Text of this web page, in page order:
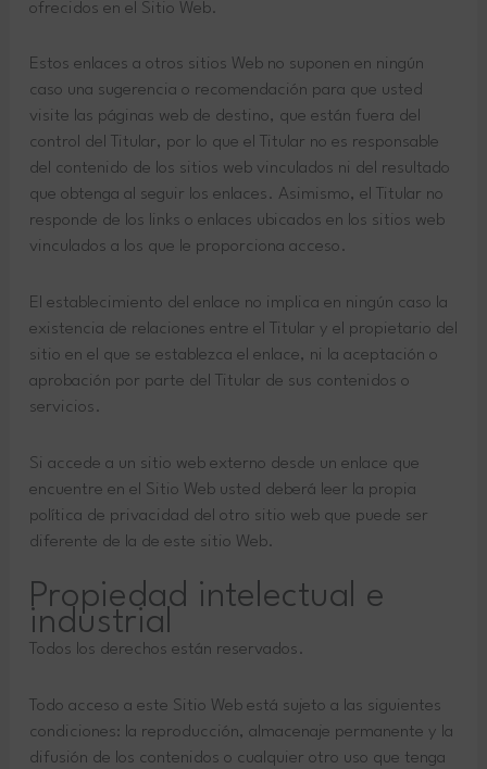
ofrecidos en el Sitio Web.
Estos enlaces a otros sitios Web no suponen en ningún
caso una sugerencia o recomendación para que usted
visite las páginas web de destino, que están fuera del
control del Titular, por lo que el Titular no es responsable
del contenido de los sitios web vinculados ni del resultado
que obtenga al seguir los enlaces. Asimismo, el Titular no
responde de los links o enlaces ubicados en los sitios web
vinculados a los que le proporciona acceso.
El establecimiento del enlace no implica en ningún caso la
existencia de relaciones entre el Titular y el propietario del
sitio en el que se establezca el enlace, ni la aceptación o
aprobación por parte del Titular de sus contenidos o
servicios.
Si accede a un sitio web externo desde un enlace que
encuentre en el Sitio Web usted deberá leer la propia
política de privacidad del otro sitio web que puede ser
diferente de la de este sitio Web.
Propiedad intelectual e
industrial
Todos los derechos están reservados.
Todo acceso a este Sitio Web está sujeto a las siguientes
condiciones: la reproducción, almacenaje permanente y la
difusión de los contenidos o cualquier otro uso que tenga